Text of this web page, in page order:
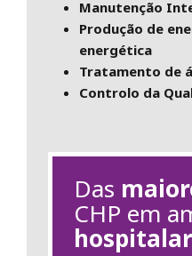
Manutenção
Produção de
energética
Tratamento de
Controlo da
Das
CHP em
hospitalar